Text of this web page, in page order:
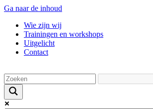
Ga naar de inhoud
Wie zijn wij
Trainingen en workshops
Uitgelicht
Contact